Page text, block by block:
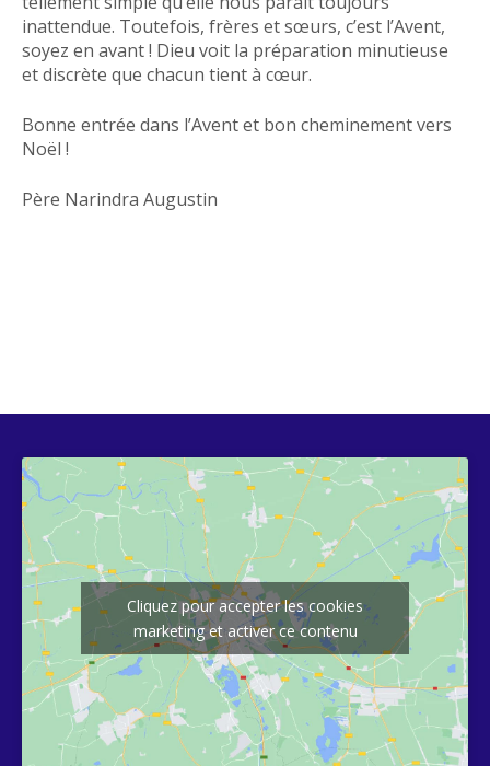
inattendue. Toutefois, frères et sœurs, c’est l’Avent,
soyez en avant ! Dieu voit la préparation minutieuse
et discrète que chacun tient à cœur.
Bonne entrée dans l’Avent et bon cheminement vers
Noël !
Père Narindra Augustin
Cliquez pour accepter les cookies
marketing et activer ce contenu